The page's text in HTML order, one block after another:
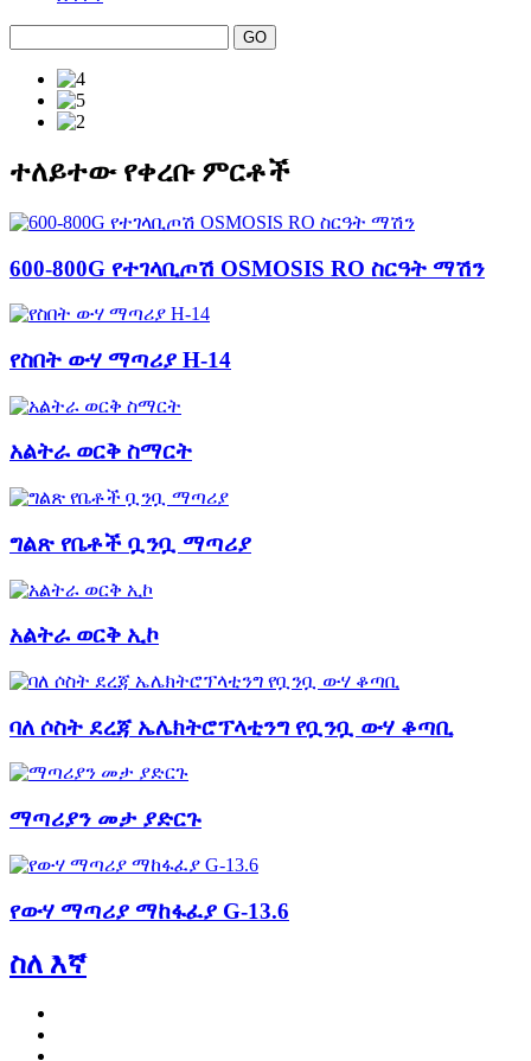
ተለይተው የቀረቡ ምርቶች
600-800G የተገላቢጦሽ OSMOSIS RO ስርዓት ማሽን
የስበት ውሃ ማጣሪያ H-14
አልትራ ወርቅ ስማርት
ግልጽ የቤቶች ቧንቧ ማጣሪያ
አልትራ ወርቅ ኢኮ
ባለ ሶስት ደረጃ ኤሌክትሮፕላቲንግ የቧንቧ ውሃ ቆጣቢ
ማጣሪያን መታ ያድርጉ
የውሃ ማጣሪያ ማከፋፈያ G-13.6
ስለ እኛ